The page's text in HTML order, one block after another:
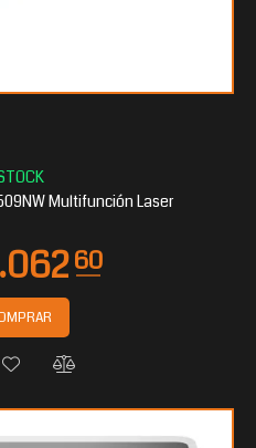
Multifunción Laser